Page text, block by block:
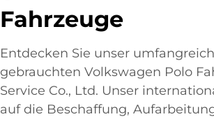
Fahrzeuge
Entdecken Sie unser
gebrauchten Volkswagen Polo
Service Co., Ltd. Unser
auf die Beschaffung,